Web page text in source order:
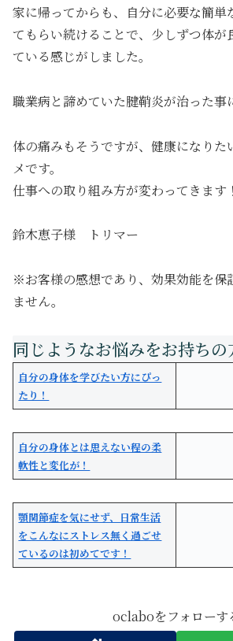
家に帰ってからも、自分に必要な簡単
てもらい続けることで、少しずつ体が
ている感じがしました。
職業病と諦めていた腱鞘炎が治った事
体の痛みもそうですが、健康になりた
メです。
仕事への取り組み方が変わってきます
鈴木恵子様 トリマー
※お客様の感想であり、効果効能を保
ません。
自分の身体を学びたい方にぴっ
たり！
自分の身体とは思えない程の柔
軟性と変化が！
顎関節症を気にせず、日常生活
をこんなにストレス無く過ごせ
ているのは初めてです！
oclaboをフォローす